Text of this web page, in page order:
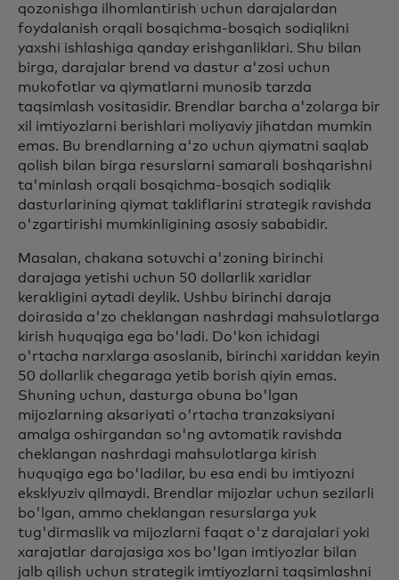
qozonishga ilhomlantirish uchun darajalardan
foydalanish orqali bosqichma-bosqich sodiqlikni
yaxshi ishlashiga qanday erishganliklari. Shu bilan
birga, darajalar brend va dastur a'zosi uchun
mukofotlar va qiymatlarni munosib tarzda
taqsimlash vositasidir. Brendlar barcha a'zolarga bir
xil imtiyozlarni berishlari moliyaviy jihatdan mumkin
emas. Bu brendlarning a'zo uchun qiymatni saqlab
qolish bilan birga resurslarni samarali boshqarishni
ta'minlash orqali bosqichma-bosqich sodiqlik
dasturlarining qiymat takliflarini strategik ravishda
o'zgartirishi mumkinligining asosiy sababidir.
Masalan, chakana sotuvchi a'zoning birinchi
darajaga yetishi uchun 50 dollarlik xaridlar
kerakligini aytadi deylik. Ushbu birinchi daraja
doirasida a'zo cheklangan nashrdagi mahsulotlarga
kirish huquqiga ega bo'ladi. Do'kon ichidagi
o'rtacha narxlarga asoslanib, birinchi xariddan keyin
50 dollarlik chegaraga yetib borish qiyin emas.
Shuning uchun, dasturga obuna bo'lgan
mijozlarning aksariyati o'rtacha tranzaksiyani
amalga oshirgandan so'ng avtomatik ravishda
cheklangan nashrdagi mahsulotlarga kirish
huquqiga ega bo'ladilar, bu esa endi bu imtiyozni
eksklyuziv qilmaydi. Brendlar mijozlar uchun sezilarli
bo'lgan, ammo cheklangan resurslarga yuk
tug'dirmaslik va mijozlarni faqat o'z darajalari yoki
xarajatlar darajasiga xos bo'lgan imtiyozlar bilan
jalb qilish uchun strategik imtiyozlarni taqsimlashni